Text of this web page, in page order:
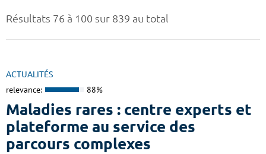
Résultats 76 à 100 sur 839 au total
ACTUALITÉS
relevance: 88%
Maladies rares : centre experts et
plateforme au service des
parcours complexes